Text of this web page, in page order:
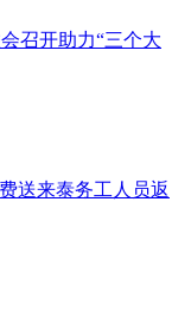
召开助力“三个大
送来泰务工人员返